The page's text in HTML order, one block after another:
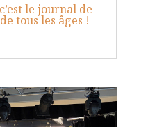
le journal de
tous les âges !